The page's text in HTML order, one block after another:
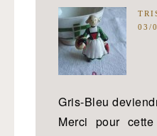
03/
Gris-Bleu
Merci pour